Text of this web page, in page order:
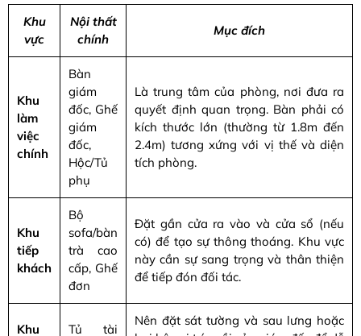
Khu
vực
Nội thất
chính
Mục đích
Khu
làm
việc
chính
Bàn
giám
đốc, Ghế
giám
đốc,
Hộc/Tủ
phụ
Là trung tâm của phòng, nơi đưa ra
quyết định quan trọng. Bàn phải có
kích thước lớn (thường từ 1.8m đến
2.4m) tương xứng với vị thế và diện
tích phòng.
Khu
tiếp
khách
Bộ
sofa/bàn
trà cao
cấp, Ghế
đơn
Đặt gần cửa ra vào và cửa sổ (nếu
có) để tạo sự thông thoáng. Khu vực
này cần sự sang trọng và thân thiện
để tiếp đón đối tác.
Khu
Tủ tài
Nên đặt sát tường và sau lưng hoặc